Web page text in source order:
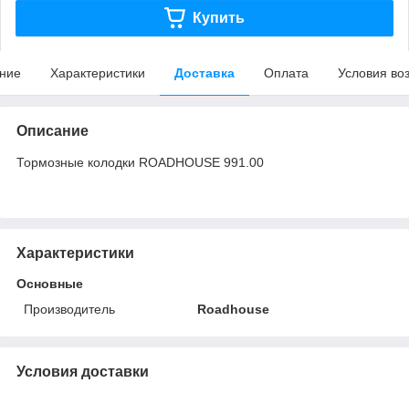
Купить
Характеристики Доставка Оплата Условия
Описание
Тормозные колодки ROADHOUSE 991.00
Характеристики
Основные
Производитель
Roadhouse
Условия доставки